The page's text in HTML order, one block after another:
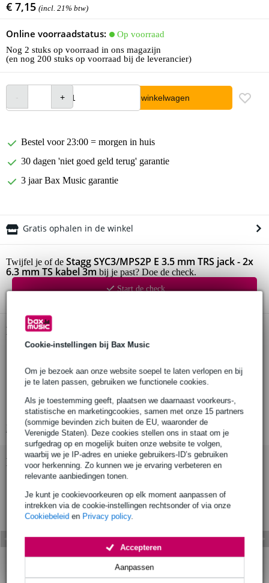
Cookie-instellingen bij Bax Music
Om je bezoek aan onze website soepel te laten verlopen en bij
je te laten passen, gebruiken we functionele cookies.
Als je toestemming geeft, plaatsen we daarnaast voorkeurs-,
statistische en marketingcookies, samen met onze 15 partners
(sommige bevinden zich buiten de EU, waaronder de
Verenigde Staten). Deze cookies stellen ons in staat om je
surfgedrag op en mogelijk buiten onze website te volgen,
waarbij we je IP-adres en unieke gebruikers-ID’s gebruiken
voor herkenning. Zo kunnen we je ervaring verbeteren en
relevante aanbiedingen tonen.
Je kunt je cookievoorkeuren op elk moment aanpassen of
intrekken via de cookie-instellingen rechtsonder of via onze
Cookiebeleid en Privacy policy.
Aanpassen
Accepteren
€ 7,15 (incl. 21% btw)
Online voorraadstatus:
Op voorraad
Nog 2 stuks op voorraad in ons magazijn
(en nog 200 stuks op voorraad bij de leverancier)
In winkelwagen
Bestel voor 23:00 = morgen in huis
30 dagen 'niet goed geld terug' garantie
3 jaar Bax Music garantie
Gratis ophalen in de winkel
Twijfel je of de Stagg SYC3/MPS2P E 3.5 mm TRS jack - 2x
6.3 mm TS kabel 3m bij je past? Doe de check.
Start de check
Productinformatie
connectoren:
3.5 mm stereo-jack
lengte: 3 m
Bekijk alle productspecificaties
Bekijk ook eens (1)